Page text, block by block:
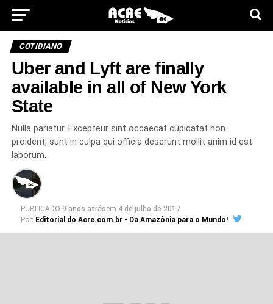
COTIDIANO
Uber and Lyft are finally
available in all of New York
State
Nulla pariatur. Excepteur sint occaecat cupidatat non
proident, sunt in culpa qui officia deserunt mollit anim id est
laborum.
PUBLICADO 9 anos atrásem 4 de julho de 2017
Por: Editorial do Acre.com.br - Da Amazônia para o Mundo!